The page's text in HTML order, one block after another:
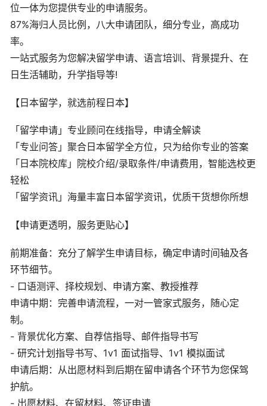
位一体为您提供专业的申请服务。
87%海归人员比例，八大申请团队，细分专业，高成功
率。
一站式服务为您解决留学申请、语言培训、背景提升、在
日生活辅助，升学指导等!
【日本留学，就选前程日本】
「留学申请」专业顾问在线指导，申请全解读
「专业问答」聚合日本留学全方位，只为给你专业的答案
「日本院校库」院校介绍/录取条件/申请费用，智能选校更
轻松
「留学资讯」海量丰富日本留学资讯，优质干货想你所想
【申请更透明，服务更贴心】
前期准备：充分了解学生申请目标，确定申请时间轴及各
环节细节。
- 口语测评、择校规划、申请方案、教授推荐
申请中期：完善申请流程，一对一管家式服务，随心定
制。
- 背景优化方案、自荐信指导、邮件指导书写
- 研究计划指导书写、1v1 面试指导、1v1 模拟面试
申请后期：从出愿材料到后期在留申请各个环节为您保驾
护航。
- 出愿材料、在留材料、签证申请